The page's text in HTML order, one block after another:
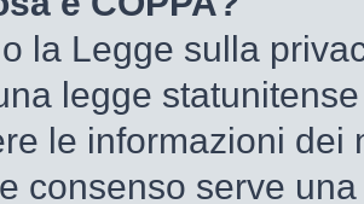
la Legge sulla
legge
le informazioni dei
consenso serve